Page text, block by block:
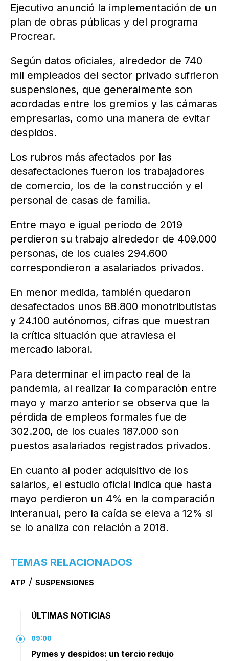
Ejecutivo anunció la implementación de un
plan de obras públicas y del programa
Procrear.
Según datos oficiales, alrededor de 740
mil empleados del sector privado sufrieron
suspensiones, que generalmente son
acordadas entre los gremios y las cámaras
empresarias, como una manera de evitar
despidos.
Los rubros más afectados por las
desafectaciones fueron los trabajadores
de comercio, los de la construcción y el
personal de casas de familia.
Entre mayo e igual período de 2019
perdieron su trabajo alrededor de 409.000
personas, de los cuales 294.600
correspondieron a asalariados privados.
En menor medida, también quedaron
desafectados unos 88.800 monotributistas
y 24.100 autónomos, cifras que muestran
la crítica situación que atraviesa el
mercado laboral.
Para determinar el impacto real de la
pandemia, al realizar la comparación entre
mayo y marzo anterior se observa que la
pérdida de empleos formales fue de
302.200, de los cuales 187.000 son
puestos asalariados registrados privados.
En cuanto al poder adquisitivo de los
salarios, el estudio oficial indica que hasta
mayo perdieron un 4% en la comparación
interanual, pero la caída se eleva a 12% si
se lo analiza con relación a 2018.
TEMAS RELACIONADOS
ATP / SUSPENSIONES
ÚLTIMAS NOTICIAS
09:00
Pymes y despidos: un tercio redujo